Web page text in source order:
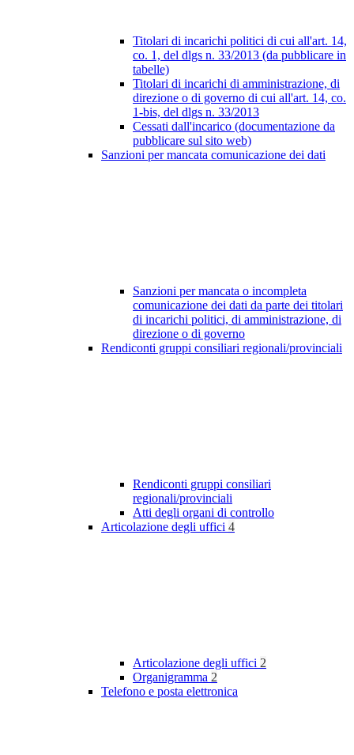
Titolari di incarichi politici di cui all'art. 14,
co. 1, del dlgs n. 33/2013 (da pubblicare in
tabelle)
Titolari di incarichi di amministrazione, di
direzione o di governo di cui all'art. 14, co.
1-bis, del dlgs n. 33/2013
Cessati dall'incarico (documentazione da
pubblicare sul sito web)
Sanzioni per mancata comunicazione dei dati
Sanzioni per mancata o incompleta
comunicazione dei dati da parte dei titolari
di incarichi politici, di amministrazione, di
direzione o di governo
Rendiconti gruppi consiliari regionali/provinciali
Rendiconti gruppi consiliari
regionali/provinciali
Atti degli organi di controllo
Articolazione degli uffici 4
Articolazione degli uffici 2
Organigramma 2
Telefono e posta elettronica